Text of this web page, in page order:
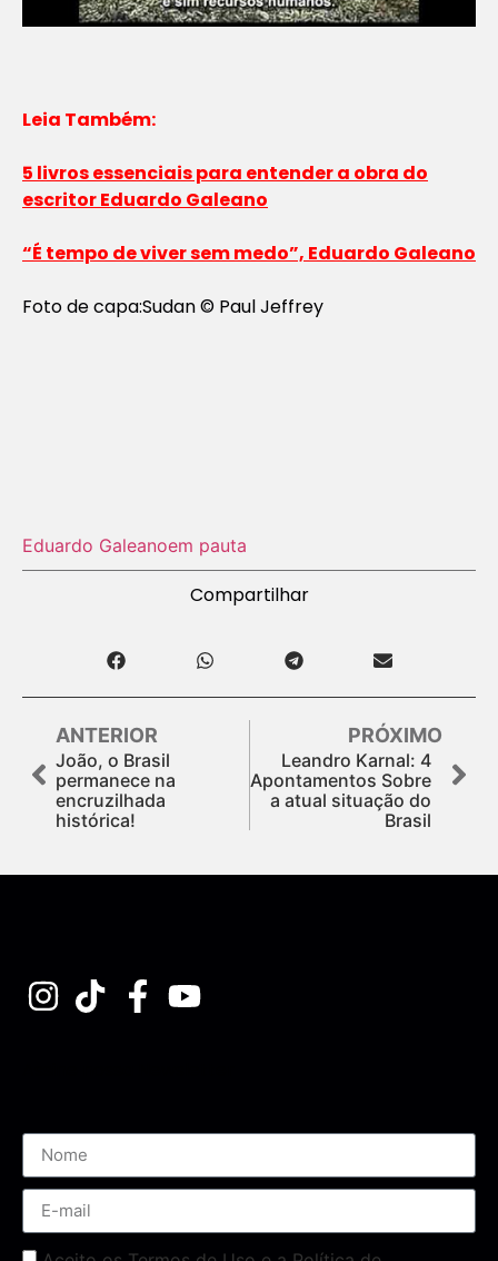
Leia Também:
5 livros essenciais para entender a obra do
escritor Eduardo Galeano
“É tempo de viver sem medo”, Eduardo Galeano
Foto de capa:Sudan © Paul Jeffrey
Eduardo Galeanoem pauta
Compartilhar
ANTERIOR
João, o Brasil
permanece na
encruzilhada
histórica!
PRÓXIMO
Leandro Karnal: 4
Apontamentos Sobre
a atual situação do
Brasil